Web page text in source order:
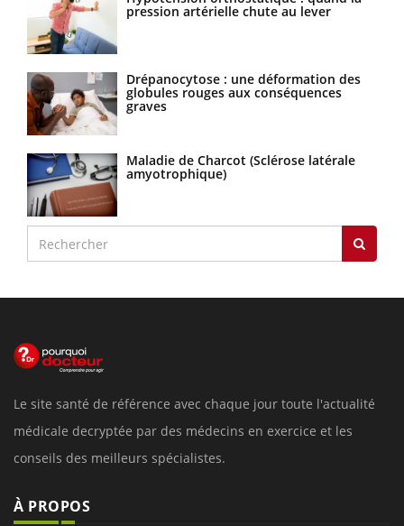
pression artérielle chute au lever
Drépanocytose : une déformation des
globules rouges aux conséquences
graves
Maladie de Charcot (Sclérose latérale
amyotrophique)
Le site santé de référence avec chaque jour toute l'actualité
médicale decryptée par des médecins en exercice et les
conseils des meilleurs spécialistes.
À PROPOS